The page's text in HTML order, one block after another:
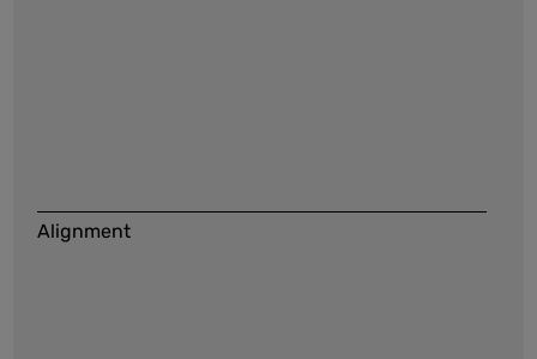
Alignment